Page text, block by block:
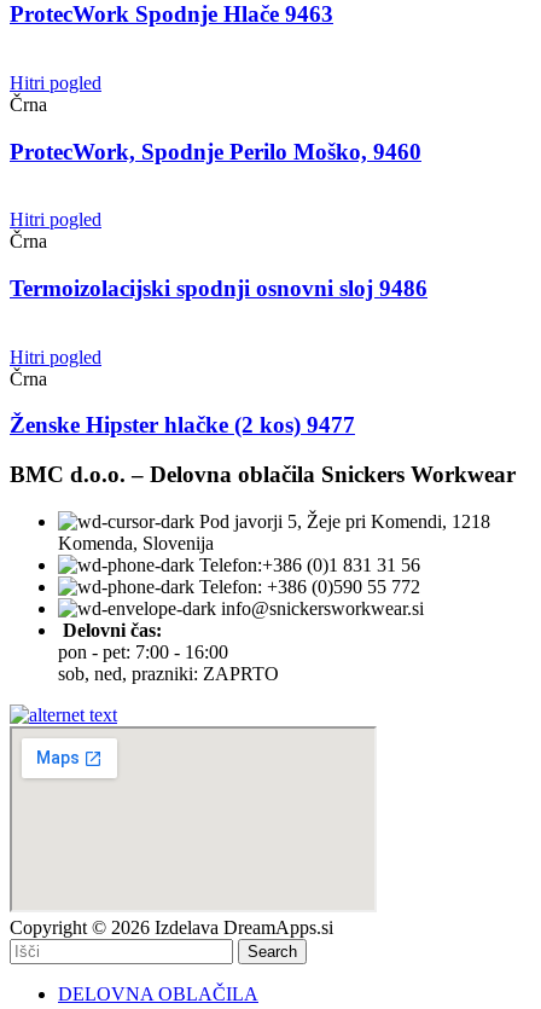
ProtecWork Spodnje Hlače 9463
Hitri pogled
Črna
ProtecWork, Spodnje Perilo Moško, 9460
Hitri pogled
Črna
Termoizolacijski spodnji osnovni sloj 9486
Hitri pogled
Črna
Ženske Hipster hlačke (2 kos) 9477
BMC d.o.o. – Delovna oblačila Snickers Workwear
Pod javorji 5, Žeje pri Komendi, 1218
Komenda, Slovenija
Telefon:+386 (0)1 831 31 56
Telefon: +386 (0)590 55 772
info@snickersworkwear.si
Delovni čas:
pon - pet: 7:00 - 16:00
sob, ned, prazniki: ZAPRTO
Copyright © 2026 Izdelava DreamApps.si
Search
DELOVNA OBLAČILA